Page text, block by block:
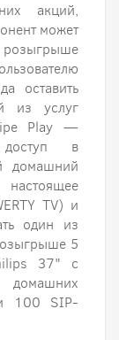
акций,
может
оставить
из услуг
Play —
доступ в
домашний
TV) и
один из
5
37" с
100 SIP-